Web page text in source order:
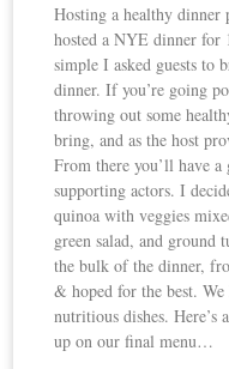
Hosting a healthy dinner
hosted a NYE dinner for
simple I asked guests to
dinner. If you’re going
throwing out some
bring, and as the host
From there you’ll have a
supporting actors. I
quinoa with veggies
green salad, and ground
the bulk of the dinner,
& hoped for the best.
nutritious dishes. Here’s
up on our final menu…